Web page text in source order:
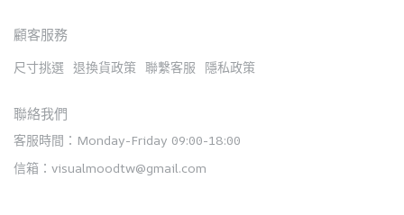
顧客服務
尺寸挑選 退換貨政策 聯繫客服 隱私政策
聯絡我們
客服時間：Monday-Friday 09:00-18:00
信箱：visualmoodtw@gmail.com